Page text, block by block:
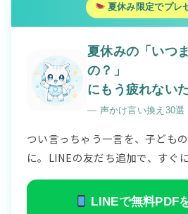
夏休み限定でプレ
夏休みの「いつ
の？」
にもう疲れない
― 声かけ言い換え30
つい言っちゃう一言を、子ども
に。LINEの友だち追加で、すぐ
LINEで無料PDF